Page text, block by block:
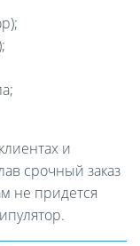
и
срочный заказ
не придется